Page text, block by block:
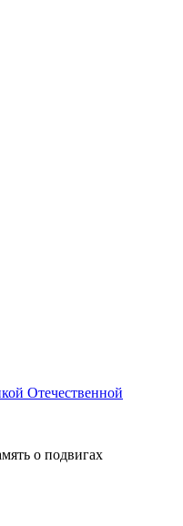
Отечественной
о подвигах